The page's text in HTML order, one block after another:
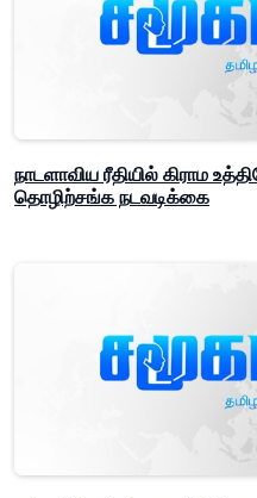
நாடளாவிய ரீதியில் கிராம
தொழிற்சங்க நடவடிக்கை